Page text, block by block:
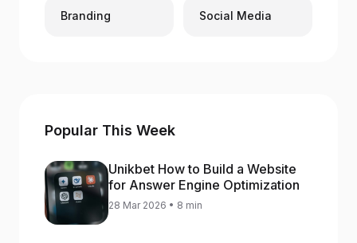
Branding Social Media
Popular This Week
Unikbet How to Build a Website
for Answer Engine Optimization
28 Mar 2026 • 8 min